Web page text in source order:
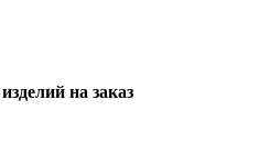
на заказ